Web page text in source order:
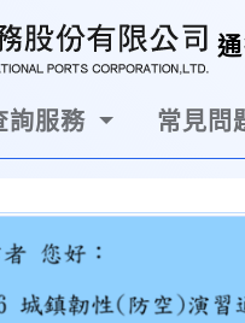
詢服務 常見問